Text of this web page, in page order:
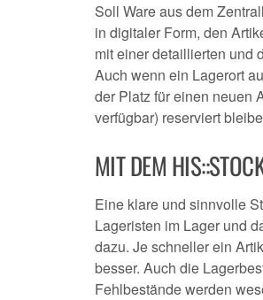
Soll Ware aus dem
in digitaler Form, den
mit einer detaillierten und
Auch wenn ein Lagerort
der Platz für einen neuen
verfügbar) reserviert
MIT DEM
Eine klare und sinnvolle
Lageristen im Lager und
dazu. Je schneller ein
besser. Auch die
Fehlbestände werden